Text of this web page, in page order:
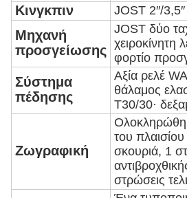
Κινγκπιν JOST 2′′/
Μηχανή
προσγείωσης
JOST δύο
χειροκίνητη
φορτίο
Σύστημα
πέδησης
Αξία ρελέ
θάλαμος
T30/30·
Ζωγραφική
του
σκουριά, 1
στρώσεις